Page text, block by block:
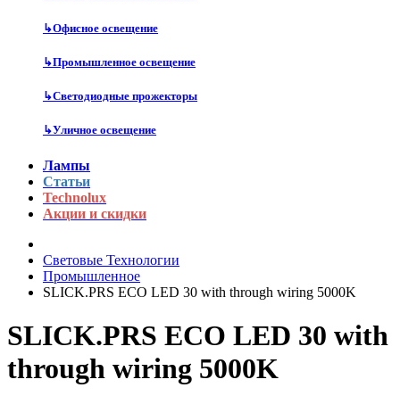
↳Офисное освещение
↳Промышленное освещение
↳Светодиодные прожекторы
↳Уличное освещение
Лампы
Статьи
Technolux
Акции и скидки
Световые Технологии
Промышленное
SLICK.PRS ECO LED 30 with through wiring 5000K
SLICK.PRS ECO LED 30 with
through wiring 5000K